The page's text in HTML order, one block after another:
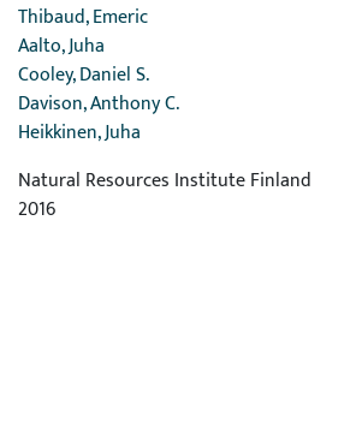
Thibaud, Emeric
Aalto, Juha
Cooley, Daniel S.
Davison, Anthony C.
Heikkinen, Juha
Natural Resources Institute Finland
2016